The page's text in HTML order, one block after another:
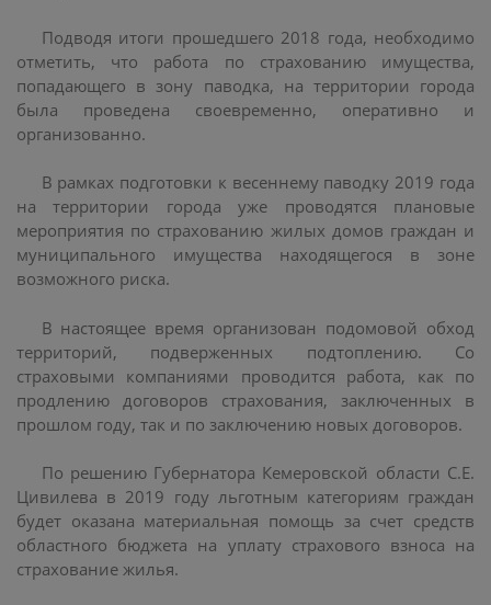
Подводя итоги прошедшего 2018 года, необходимо
отметить, что работа по страхованию имущества,
попадающего в зону паводка, на территории города
была проведена своевременно, оперативно и
организованно.
В рамках подготовки к весеннему паводку 2019 года
на территории города уже проводятся плановые
мероприятия по страхованию жилых домов граждан и
муниципального имущества находящегося в зоне
возможного риска.
В настоящее время организован подомовой обход
территорий, подверженных подтоплению. Со
страховыми компаниями проводится работа, как по
продлению договоров страхования, заключенных в
прошлом году, так и по заключению новых договоров.
По решению Губернатора Кемеровской области С.Е.
Цивилева в 2019 году льготным категориям граждан
будет оказана материальная помощь за счет средств
областного бюджета на уплату страхового взноса на
страхование жилья.